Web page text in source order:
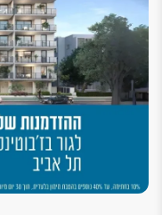
הגבוה ביותר, כדי
לאורך שנים.
הגיע הזמן לעבור
*אכלוס פברואר 2029
*מותנה בהלוואת קבלן